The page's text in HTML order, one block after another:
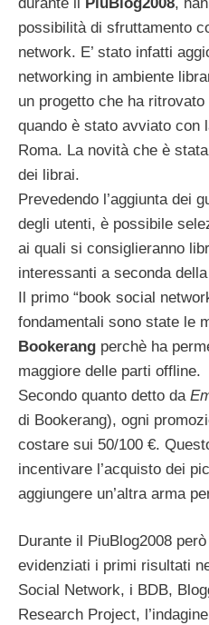
possibilità di sfruttamento
network. E’ stato infatti
networking in ambiente
un progetto che ha
quando è stato avviato con
Roma. La novità che è
dei librai.
Prevedendo l’aggiunta dei
degli utenti, è possibile
ai quali si consiglieranno
interessanti a seconda
Il primo “book social
fondamentali sono state le
Bookerang perchè ha
maggiore delle parti offline.
Secondo quanto detto da
di Bookerang), ogni
costare sui 50/100 €.
incentivare l’acquisto dei
aggiungere un’altra arma
Durante il PiuBlog2008
evidenziati i primi risultati
Social Network, i BDB,
Research Project,